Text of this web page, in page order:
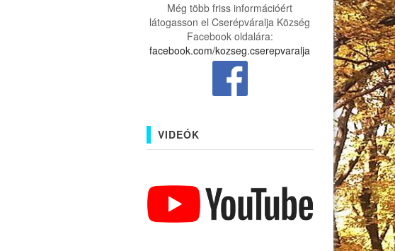
Még több friss információért
látogasson el Cserépváralja Község
Facebook oldalára:
facebook.com/kozseg.cserepvaralja
VIDEÓK